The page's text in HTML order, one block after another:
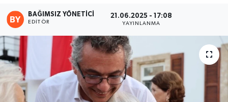
BAĞIMSIZ YÖNETICI
EDITÖR
21.06.2025 - 17:08
YAYINLANMA